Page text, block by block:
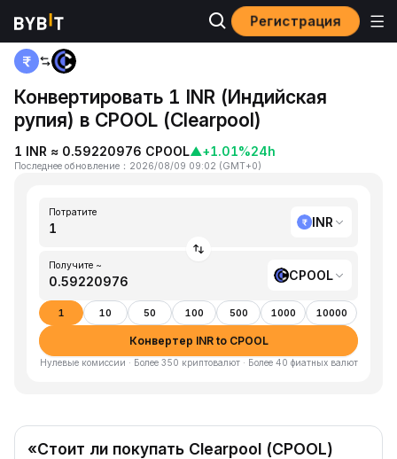
Регистрация
Главная
Конвертировать 1 INR (Индийская
рупия) в CPOOL (Clearpool)
1 INR ≈ 0.59220976 CPOOL▲+1.01%24h
Последнее обновление ： 2026/08/09 09:02 (GMT+0)
Потратите
INR
Получите ~
CPOOL
1 10 50 100 500 1000 10000
Конвертер INR to CPOOL
Нулевые комиссии · Более 350 криптовалют · Более 40 фиатных валют
«Стоит ли покупать Clearpool (CPOOL)